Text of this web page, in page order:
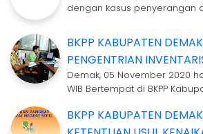
dengan kasus penyerangan
BKPP KABUPATEN
PENGENTRIAN
Demak, 05 November 2020
WIB Bertempat di BKPP
BKPP KABUPATEN